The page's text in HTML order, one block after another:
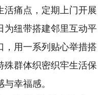
活痛点，定期上门开展
为纽带搭建邻里互动平
，用一系列贴心举措搭
殊群体织密织牢生活保
幸福感。